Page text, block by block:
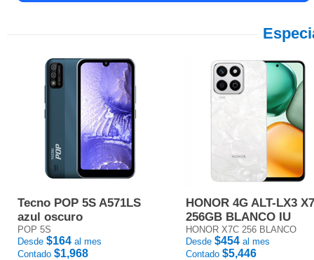
Tecno POP 5S A571LS
azul oscuro
POP 5S
Desde $164 al mes
Contado $1,968
HONOR 4G ALT-LX3
256GB BLANCO IU
HONOR X7C 256 BLANCO
Desde $454 al mes
Contado $5,446